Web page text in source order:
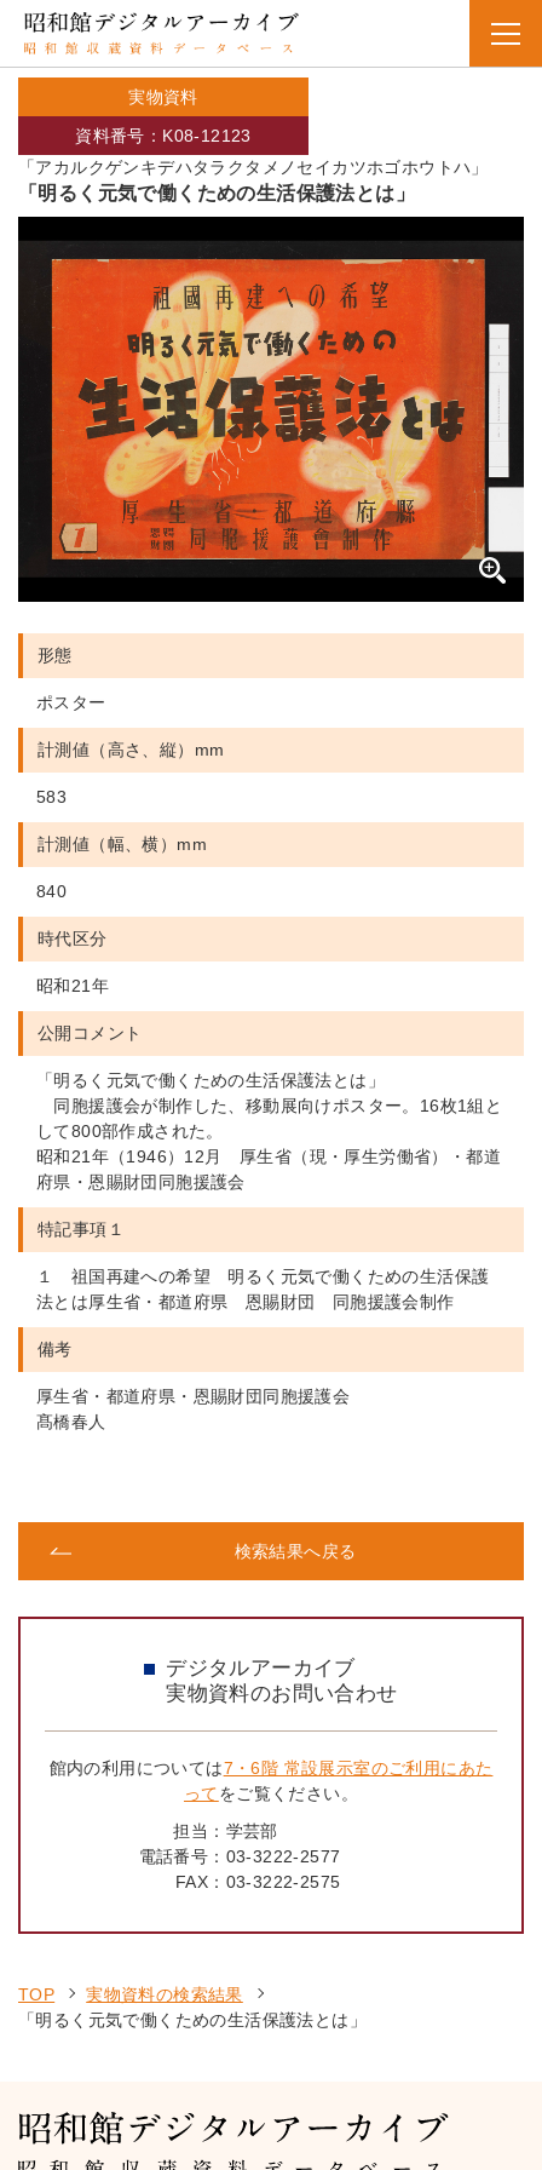
実物資料
「アカルクゲンキデハタラクタメノセイカツホゴホウトハ」
資料番号：K08-12123
「明るく元気で働くための生活保護法とは」
形態
ポスター
計測値（高さ、縦）mm
583
計測値（幅、横）mm
840
時代区分
昭和21年
公開コメント
「明るく元気で働くための生活保護法とは」
同胞援護会が制作した、移動展向けポスター。16枚1組と
して800部作成された。
昭和21年（1946）12月 厚生省（現・厚生労働省）・都道
府県・恩賜財団同胞援護会
特記事項１
１ 祖国再建への希望 明るく元気で働くための生活保護
法とは厚生省・都道府県 恩賜財団 同胞援護会制作
備考
厚生省・都道府県・恩賜財団同胞援護会
髙橋春人
検索結果へ戻る
デジタルアーカイブ
実物資料のお問い合わせ
館内の利用については7・6階 常設展示室のご利用にあた
ってをご覧ください。
担当： 学芸部
電話番号： 03-3222-2577
FAX： 03-3222-2575
TOP
実物資料の検索結果
「明るく元気で働くための生活保護法とは」